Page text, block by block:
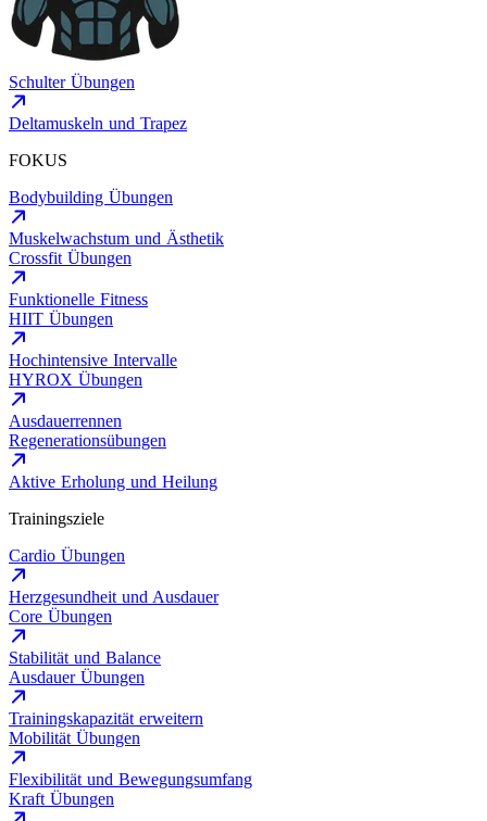
Schulter Übungen
Deltamuskeln und Trapez
FOKUS
Bodybuilding Übungen
Muskelwachstum und Ästhetik
Crossfit Übungen
Funktionelle Fitness
HIIT Übungen
Hochintensive Intervalle
HYROX Übungen
Ausdauerrennen
Regenerationsübungen
Aktive Erholung und Heilung
Trainingsziele
Cardio Übungen
Herzgesundheit und Ausdauer
Core Übungen
Stabilität und Balance
Ausdauer Übungen
Trainingskapazität erweitern
Mobilität Übungen
Flexibilität und Bewegungsumfang
Kraft Übungen